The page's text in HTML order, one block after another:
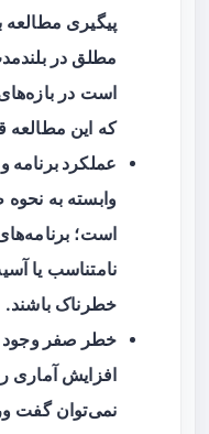
پیگیری
مطلق در
است در
که این مطالعه
عملکرد برنامه
وابسته به
است؛
نامتناسب یا
خطرناک باشند.
خطر صفر وجود
افزایش آماری
نمی‌توان گفت